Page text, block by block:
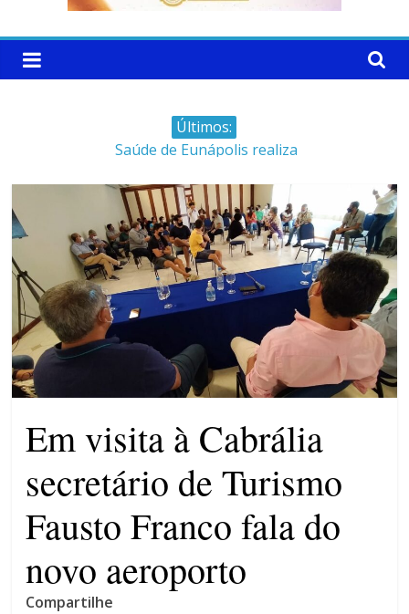
Últimos:
Saúde de Eunápolis realiza
Dourado e Lilás
Máfia das canetas
emagrecedoras na mira da
polícia
Faltam 10 dias para a
campanha começar pra valer
Ministro do STJ perde o cargo
por assédio sexual
Patrimônio de Neto Carletto
aumentou cerca de 5.600% em
4 anos
Em visita à Cabrália
secretário de Turismo
Fausto Franco fala do
novo aeroporto
Compartilhe